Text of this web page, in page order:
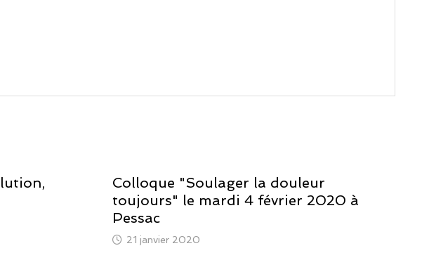
Colloque "Soulager la douleur
toujours" le mardi 4 février 2020 à
Pessac
21 janvier 2020